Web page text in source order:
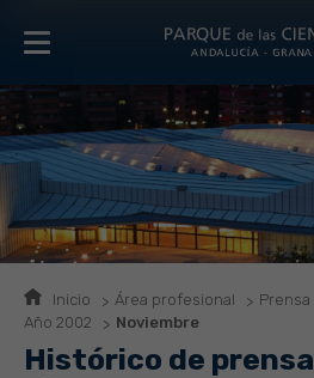
Inicio Área profesional Prensa
Año 2002
Noviembre
Histórico de prensa